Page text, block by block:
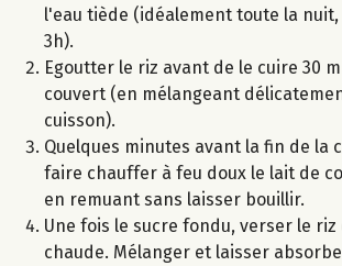
l'eau tiède (idéalement toute la
3h).
Egoutter le riz avant de le cuire 30
couvert (en mélangeant
cuisson).
Quelques minutes avant la fin de la
faire chauffer à feu doux le lait de
en remuant sans laisser bouillir.
Une fois le sucre fondu, verser le riz
chaude. Mélanger et laisser